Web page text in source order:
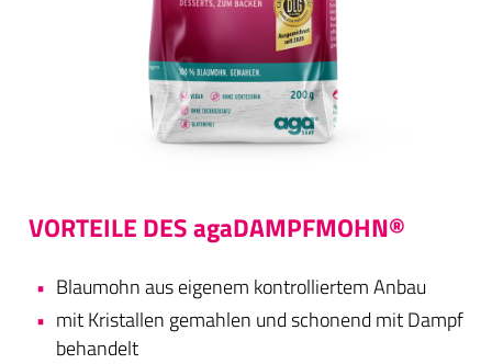
VORTEILE DES agaDAMPFMOHN®
Blaumohn aus eigenem kontrolliertem Anbau
mit Kristallen gemahlen und schonend mit Dampf
behandelt